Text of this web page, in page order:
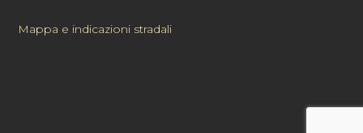
Mappa e indicazioni stradali